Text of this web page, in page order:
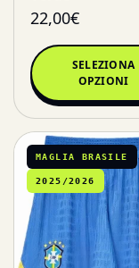
22,00€
SELEZIONA
OPZIONI
MAGLIA BRASILE
2025/2026